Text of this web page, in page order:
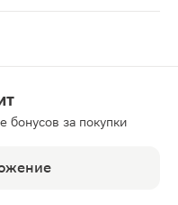
бонусов за покупки